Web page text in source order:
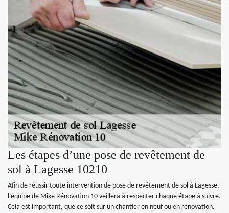
Les étapes d’une pose de revêtement de
sol à Lagesse 10210
Afin de réussir toute intervention de pose de revêtement de sol à Lagesse,
l’équipe de Mike Rénovation 10 veillera à respecter chaque étape à suivre.
Cela est important, que ce soit sur un chantier en neuf ou en rénovation.